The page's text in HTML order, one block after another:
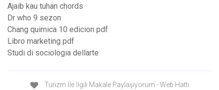
Ajaib kau tuhan chords
Dr who 9 sezon
Chang quimica 10 edicion pdf
Libro marketing pdf
Studi di sociologia dellarte
Turizm İle İlgili Makale Paylaşıyorum - Web Hattı